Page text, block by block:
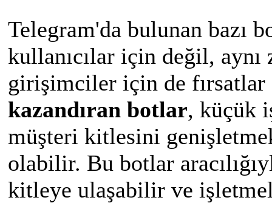
Telegram'da bulunan bazı
kullanıcılar için değil,
girişimciler için de
kazandıran botlar, küçük
müşteri kitlesini
olabilir. Bu botlar
kitleye ulaşabilir ve